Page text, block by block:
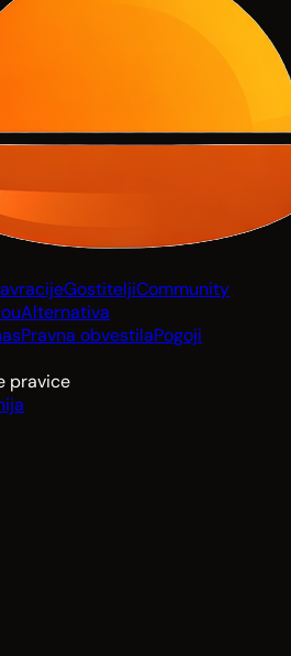
GostiteljiCommunity
Alternativa
Pravna obvestilaPogoji
pravice